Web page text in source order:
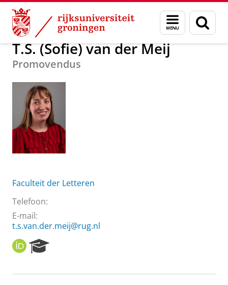
Skip
Content
Skip
Navigation
Menu
en
zoeken
Over ons T.S. (Sofie) van der Meij
T.S. (Sofie) van der Meij
Promovendus
Faculteit der Letteren
Telefoon:
E-mail:
t.s.van.der.meij@rug.nl
O
R
I
e